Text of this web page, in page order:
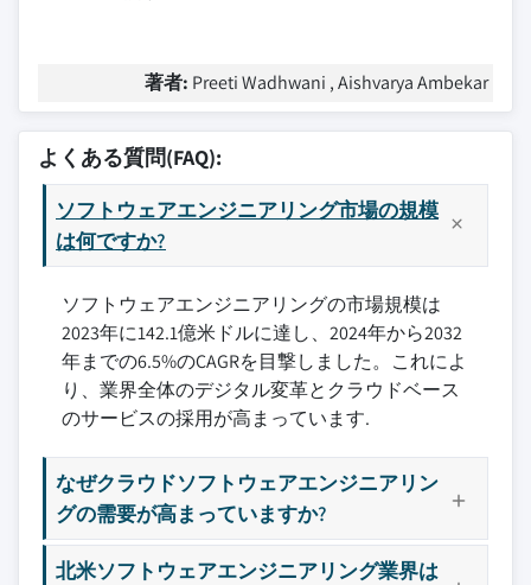
著者: Preeti Wadhwani , Aishvarya Ambekar
よくある質問(FAQ):
ソフトウェアエンジニアリング市場の規模
は何ですか?
ソフトウェアエンジニアリングの市場規模は
2023年に142.1億米ドルに達し、2024年から2032
年までの6.5%のCAGRを目撃しました。これによ
り、業界全体のデジタル変革とクラウドベース
のサービスの採用が高まっています.
なぜクラウドソフトウェアエンジニアリン
グの需要が高まっていますか?
北米ソフトウェアエンジニアリング業界は